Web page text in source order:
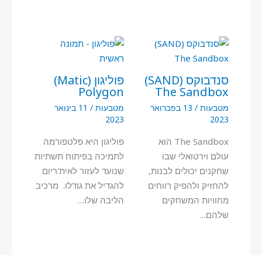
סנדבוקס (SAND)
The Sandbox
מטבעות /
13 בפברואר
2023
The Sandbox הוא
עולם וירטואלי שבו
שחקנים יכולים לבנות,
להחזיק ולהפיק רווחים
מחוויות המשחקים
שלהם…
פוליגון (Matic)
Polygon
מטבעות /
11 בינואר
2023
פוליגון היא פלטפורמה
לתמיכה בפיתוח תשתיות
שנועד לעזור לאית'ריום
להגדיל את גודלו. מרכיב
הליבה שלו…